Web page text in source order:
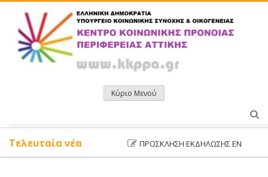
περιεχόμενο
Κύριο Μενού
ΠΡΌΣΚΛΗΣΗ ΕΚΔΉΛΩΣΗΣ
Τελευταία νέα